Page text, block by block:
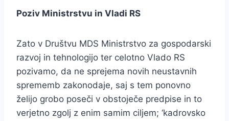
Poziv Ministrstvu in Vladi RS
Zato v Društvu MDS Ministrstvo za gospodarski
razvoj in tehnologijo ter celotno Vlado RS
pozivamo, da ne sprejema novih neustavnih
sprememb zakonodaje, saj s tem ponovno
želijo grobo poseči v obstoječe predpise in to
verjetno zgolj z enim samim ciljem; ‘kadrovsko